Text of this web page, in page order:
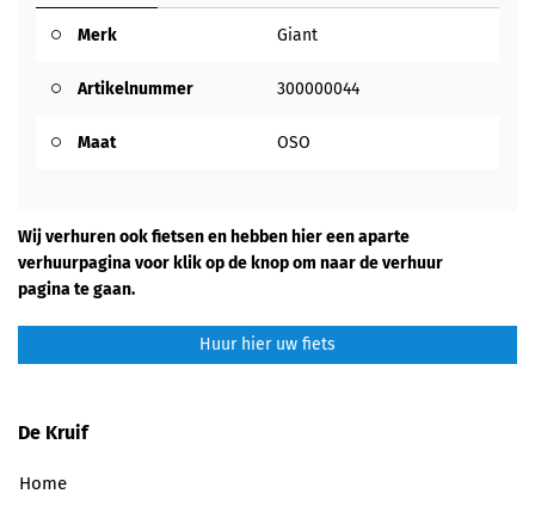
Merk Giant
Artikelnummer 300000044
Maat OSO
Wij verhuren ook fietsen en hebben hier een aparte
verhuurpagina voor klik op de knop om naar de verhuur
pagina te gaan.
Huur hier uw fiets
De Kruif
Home